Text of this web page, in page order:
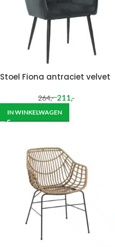
Stoel Fiona antraciet velvet
264,- 211,-
IN WINKELWAGEN